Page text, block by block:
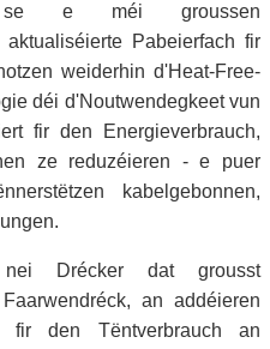
se e méi groussen
Pabeierfach fir
weiderhin d'Heat-Free-
déi d'Noutwendegkeet vun
fir den Energieverbrauch,
ze reduzéieren - e puer
kabelgebonnen,
Drécker dat grousst
an addéieren
den Tëntverbrauch an